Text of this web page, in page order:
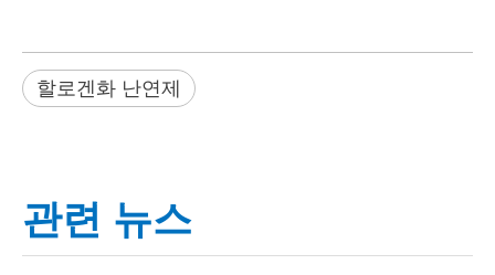
할로겐화 난연제
관련 뉴스